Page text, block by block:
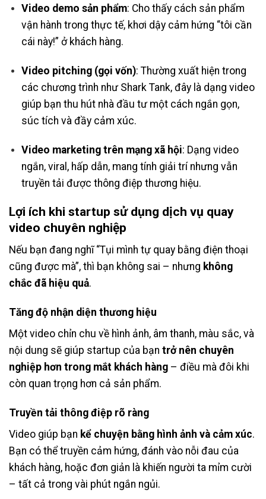
Video demo sản phẩm: Cho thấy cách sản phẩm
vận hành trong thực tế, khơi dậy cảm hứng “tôi cần
cái này!” ở khách hàng.
Video pitching (gọi vốn): Thường xuất hiện trong
các chương trình như Shark Tank, đây là dạng video
giúp bạn thu hút nhà đầu tư một cách ngắn gọn,
súc tích và đầy cảm xúc.
Video marketing trên mạng xã hội: Dạng video
ngắn, viral, hấp dẫn, mang tính giải trí nhưng vẫn
truyền tải được thông điệp thương hiệu.
Lợi ích khi startup sử dụng dịch vụ quay
video chuyên nghiệp
Nếu bạn đang nghĩ “Tụi mình tự quay bằng điện thoại
cũng được mà”, thì bạn không sai – nhưng không
chắc đã hiệu quả.
Tăng độ nhận diện thương hiệu
Một video chỉn chu về hình ảnh, âm thanh, màu sắc, và
nội dung sẽ giúp startup của bạn trở nên chuyên
nghiệp hơn trong mắt khách hàng – điều mà đôi khi
còn quan trọng hơn cả sản phẩm.
Truyền tải thông điệp rõ ràng
Video giúp bạn kể chuyện bằng hình ảnh và cảm xúc.
Bạn có thể truyền cảm hứng, đánh vào nỗi đau của
khách hàng, hoặc đơn giản là khiến người ta mỉm cười
– tất cả trong vài phút ngắn ngủi.